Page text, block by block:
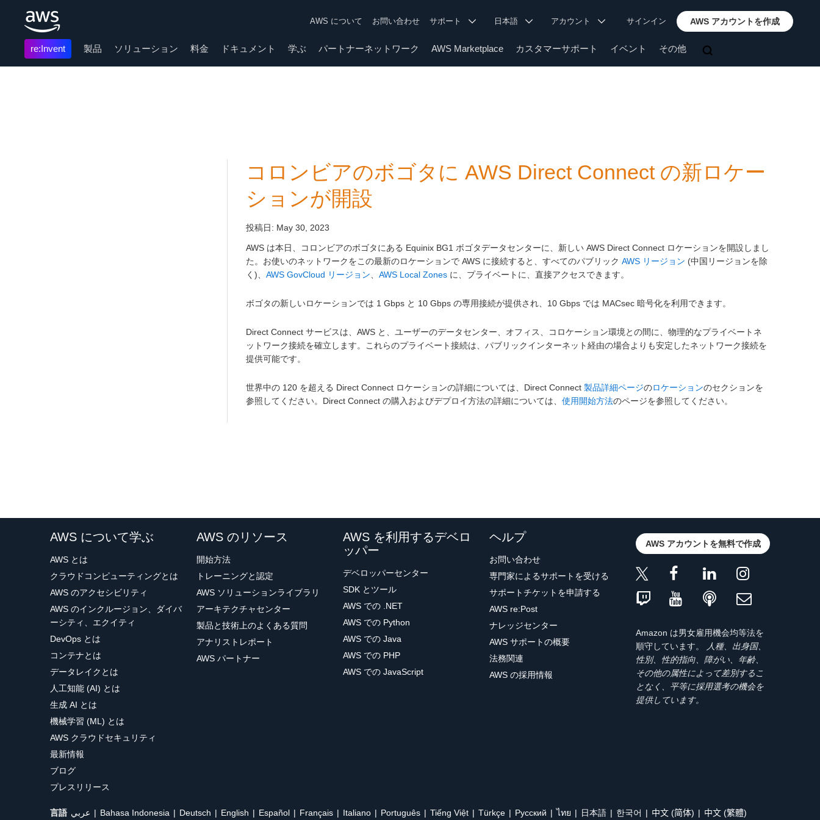
AWS について お問い合わせ サポート 日本語 アカウント サインイン AWS アカウントを作成
re:Invent 製品 ソリューション 料金 ドキュメント 学ぶ パートナーネットワーク AWS Marketplace カスタマーサポート イベント その他
コロンビアのボゴタに AWS Direct Connect の新ロケー
ションが開設
投稿日: May 30, 2023
AWS は本日、コロンビアのボゴタにある Equinix BG1 ボゴタデータセンターに、新しい AWS Direct Connect ロケーションを開設しまし
た。お使いのネットワークをこの最新のロケーションで AWS に接続すると、すべてのパブリック AWS リージョン (中国リージョンを除
く)、 AWS GovCloud リージョン AWS Local Zones に、プライベートに、直接アクセスできます。
ボゴタの新しいロケーションでは 1 Gbps と 10 Gbps の専用接続が提供され、10 Gbps では MACsec 暗号化を利用できます。
Direct Connect サービスは、AWS と、ユーザーのデータセンター、オフィス、コロケーション環境との間に、物理的なプライベートネ
ットワーク接続を確立します。これらのプライベート接続は、パブリックインターネット経由の場合よりも安定したネットワーク接続を
提供可能です。
世界中の 120 を超える Direct Connect ロケーションの詳細については、Direct Connect 製品詳細ページのロケーションのセクションを
参照してください。Direct Connect の購入およびデプロイ方法の詳細については、 使用開始方法のページを参照してください。
AWS について学ぶ
AWS とは
クラウドコンピューティングとは
AWS のアクセシビリティ
AWS のインクルージョン、ダイバ
ーシティ、エクイティ
DevOps とは
コンテナとは
データレイクとは
人工知能 (AI) とは
生成 AI とは
機械学習 (ML) とは
AWS クラウドセキュリティ
最新情報
ブログ
プレスリリース
AWS のリソース
開始方法
トレーニングと認定
AWS ソリューションライブラリ
アーキテクチャセンター
製品と技術上のよくある質問
アナリストレポート
AWS パートナー
AWS を利用するデベロ
ッパー
デベロッパーセンター
SDK とツール
AWS での .NET
AWS での Python
AWS での Java
AWS での PHP
AWS での JavaScript
ヘルプ
お問い合わせ
専門家によるサポートを受ける
サポートチケットを申請する
AWS re:Post
ナレッジセンター
AWS サポートの概要
法務関連
AWS の採用情報
AWS アカウントを無料で作成
Amazon は男女雇用機会均等法を
順守しています。
人種、出身国、
性別、性的指向、障がい、年齢、
その他の属性によって差別するこ
となく、平等に採用選考の機会を
提供しています。
言語 عربي Bahasa Indonesia Deutsch English Español Français Italiano Português Tiếng Việt Türkçe Ρусский ไทย 日本語 한국어 中文 (简体) 中文 (繁體)